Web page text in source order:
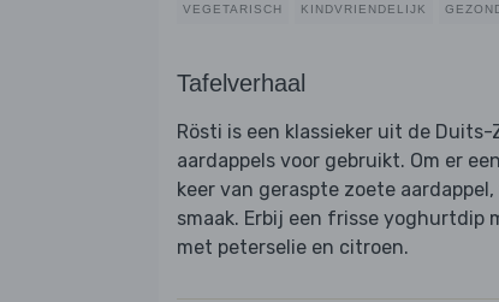
VEGETARISCH KINDVRIENDELIJK
Tafelverhaal
Rösti is een klassieker uit de
aardappels voor gebruikt. Om er
keer van geraspte zoete
smaak. Erbij een frisse yoghurtdip
met peterselie en citroen.